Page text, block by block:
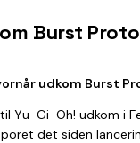
Burst
udkom Burst
Yu-Gi-Oh! udkom i
det siden